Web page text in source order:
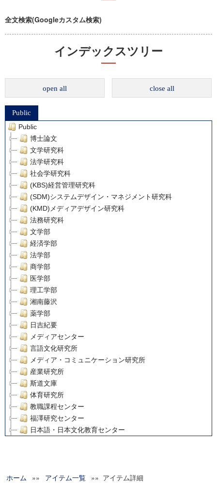
全文検索(Googleカスタム検索)
インデックスツリー
open all close all
Public
Public
博士論文
文学研究科
法学研究科
社会学研究科
(KBS)経営管理研究科
(SDM)システムデザイン・マネジメント研究科
(KMD)メディアデザイン研究科
法務研究科
文学部
経済学部
法学部
商学部
医学部
理工学部
湘南藤沢
薬学部
日吉紀要
メディアセンター
言語文化研究所
メディア・コミュニケーション研究所
産業研究所
斯道文庫
体育研究所
教職課程センター
福澤研究センター
日本語・日本文化教育センター
グローバルリサーチインスティテュート
ホーム »» アイテム一覧 »» アイテム詳細